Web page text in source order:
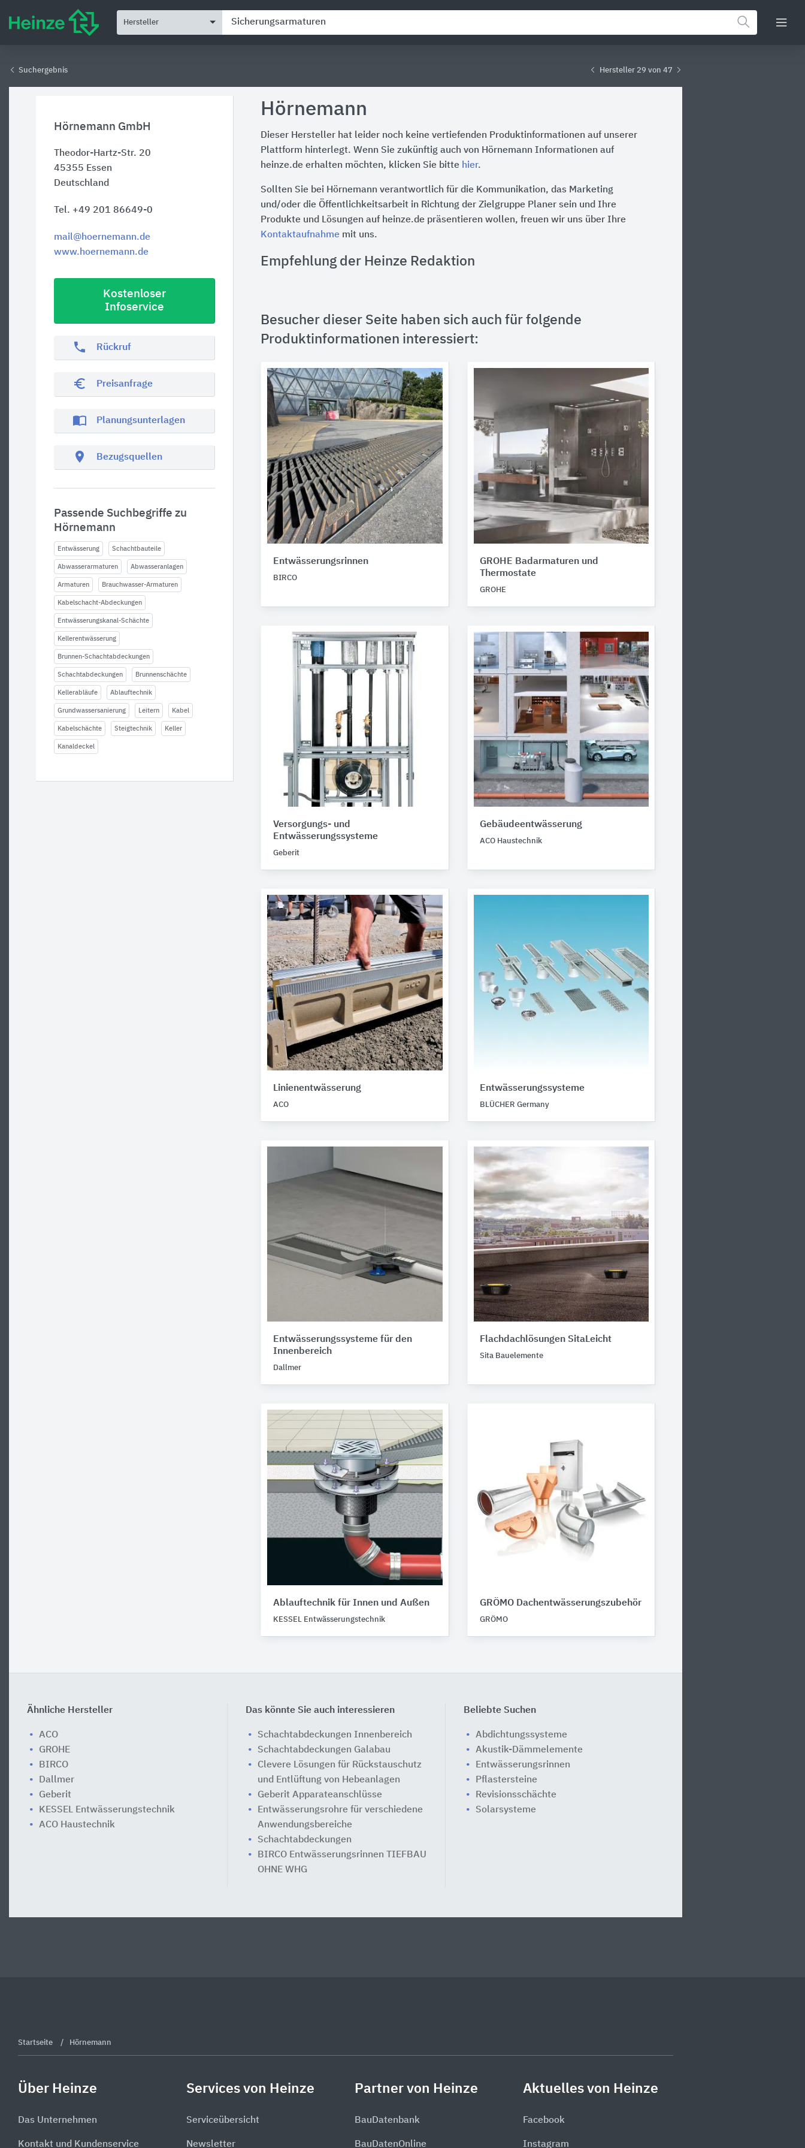
Hersteller
Suchergebnis Hersteller 29 von 47
Hörnemann GmbH
Theodor-Hartz-Str. 20
45355 Essen
Deutschland
Tel. +49 201 86649-0
mail@hoernemann.de
www.hoernemann.de
Kostenloser
Infoservice
phone Rückruf
euro_symbol Preisanfrage
import_contacts Planungsunterlagen
location_on Bezugsquellen
Passende Suchbegriffe zu
Hörnemann
Entwässerung Schachtbauteile
Abwasserarmaturen Abwasseranlagen
Armaturen Brauchwasser-Armaturen
Kabelschacht-Abdeckungen
Entwässerungskanal-Schächte
Kellerentwässerung
Brunnen-Schachtabdeckungen
Schachtabdeckungen Brunnenschächte
Kellerabläufe Ablauftechnik
Grundwassersanierung Leitern Kabel
Kabelschächte Steigtechnik Keller
Kanaldeckel
Hörnemann
Dieser Hersteller hat leider noch keine vertiefenden Produktinformationen auf unserer
Plattform hinterlegt. Wenn Sie zukünftig auch von Hörnemann Informationen auf
heinze.de erhalten möchten, klicken Sie bitte hier.
Sollten Sie bei Hörnemann verantwortlich für die Kommunikation, das Marketing
und/oder die Öffentlichkeitsarbeit in Richtung der Zielgruppe Planer sein und Ihre
Produkte und Lösungen auf heinze.de präsentieren wollen, freuen wir uns über Ihre
Kontaktaufnahme mit uns.
Empfehlung der Heinze Redaktion
Besucher dieser Seite haben sich auch für folgende
Produktinformationen interessiert:
Entwässerungsrinnen
BIRCO
GROHE Badarmaturen und
Thermostate
GROHE
Versorgungs- und
Entwässerungssysteme
Geberit
Gebäudeentwässerung
ACO Haustechnik
Linienentwässerung
ACO
Entwässerungssysteme
BLÜCHER Germany
Entwässerungssysteme für den
Innenbereich
Dallmer
Flachdachlösungen SitaLeicht
Sita Bauelemente
Ablauftechnik für Innen und Außen
KESSEL Entwässerungstechnik
GRÖMO Dachentwässerungszubehör
GRÖMO
Ähnliche Hersteller
ACO
GROHE
BIRCO
Dallmer
Geberit
KESSEL Entwässerungstechnik
ACO Haustechnik
Das könnte Sie auch interessieren
Schachtabdeckungen Innenbereich
Schachtabdeckungen Galabau
Clevere Lösungen für Rückstauschutz
und Entlüftung von Hebeanlagen
Geberit Apparateanschlüsse
Entwässerungsrohre für verschiedene
Anwendungsbereiche
Schachtabdeckungen
BIRCO Entwässerungsrinnen TIEFBAU
OHNE WHG
Beliebte Suchen
Abdichtungssysteme
Akustik-Dämmelemente
Entwässerungsrinnen
Pflastersteine
Revisionsschächte
Solarsysteme
Startseite Hörnemann
Über Heinze
Das Unternehmen
Kontakt und Kundenservice
Services von Heinze
Serviceübersicht
Newsletter
Partner von Heinze
BauDatenbank
BauDatenOnline
Aktuelles von Heinze
Facebook
Instagram